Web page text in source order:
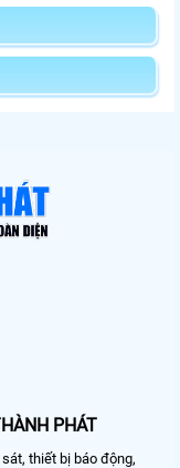
PHÁT
thiết bị báo động,